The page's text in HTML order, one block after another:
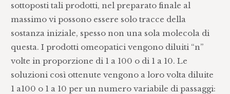
sottoposti tali prodotti, nel preparato finale al
massimo vi possono essere solo tracce della
sostanza iniziale, spesso non una sola molecola di
questa. I prodotti omeopatici vengono diluiti “n”
volte in proporzione di 1 a 100 o di 1 a 10. Le
soluzioni così ottenute vengono a loro volta diluite
1 a100 o 1 a 10 per un numero variabile di passaggi: